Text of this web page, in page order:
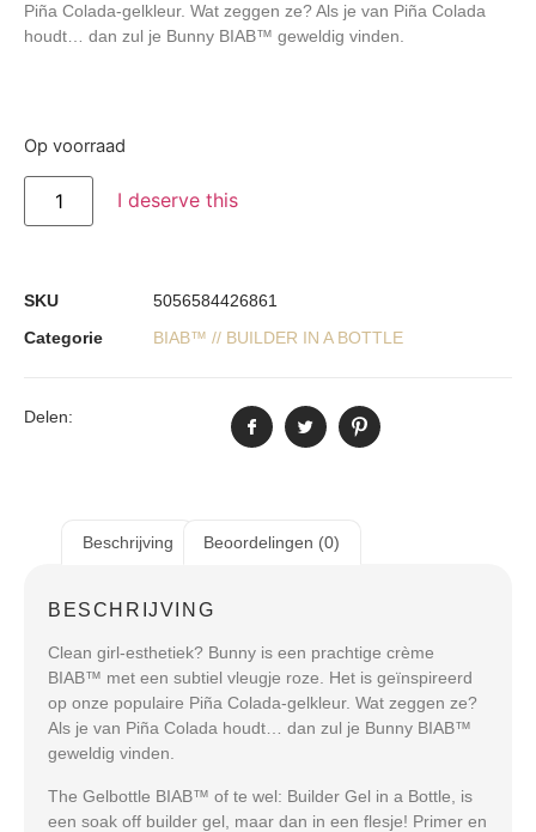
Piña Colada-gelkleur. Wat zeggen ze? Als je van Piña Colada
houdt… dan zul je Bunny BIAB™ geweldig vinden.
Op voorraad
I deserve this
SKU
5056584426861
Categorie
BIAB™ // BUILDER IN A BOTTLE
Delen:
Beschrijving Beoordelingen (0)
BESCHRIJVING
Clean girl-esthetiek? Bunny is een prachtige crème
BIAB™ met een subtiel vleugje roze. Het is geïnspireerd
op onze populaire Piña Colada-gelkleur. Wat zeggen ze?
Als je van Piña Colada houdt… dan zul je Bunny BIAB™
geweldig vinden.
The Gelbottle BIAB™ of te wel: Builder Gel in a Bottle, is
een soak off builder gel, maar dan in een flesje! Primer en